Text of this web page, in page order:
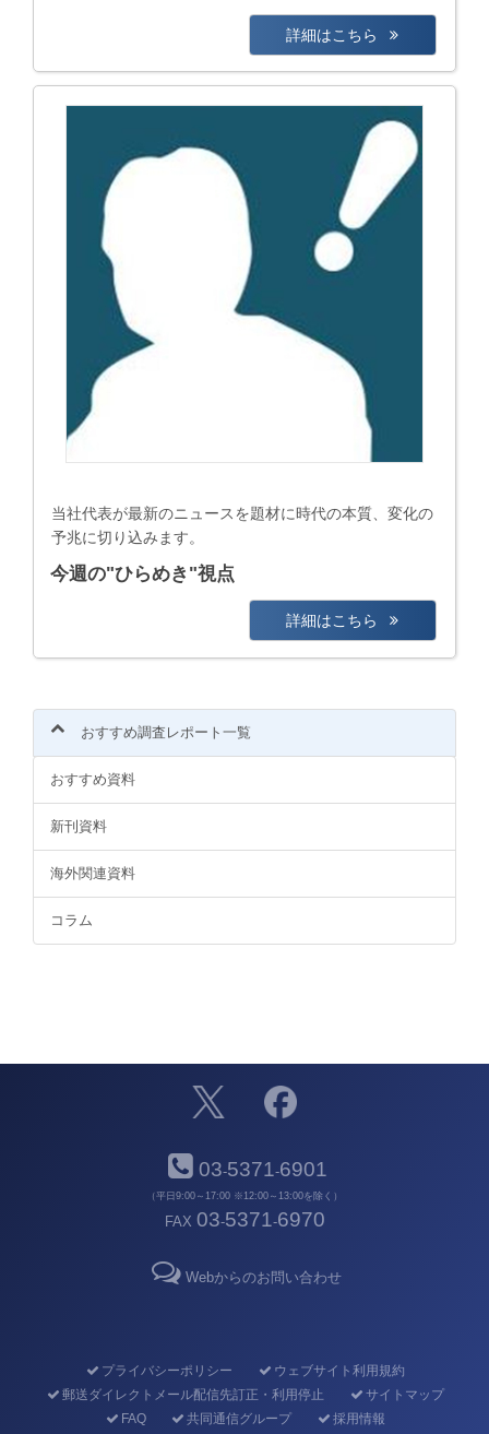
詳細はこちら
当社代表が最新のニュースを題材に時代の本質、変化の
予兆に切り込みます。
今週の"ひらめき"視点
詳細はこちら
おすすめ調査レポート一覧
おすすめ資料
新刊資料
海外関連資料
コラム
03-5371-6901
（平日9:00～17:00 ※12:00～13:00を除く）
FAX 03-5371-6970
Webからのお問い合わせ
プライバシーポリシー
ウェブサイト利用規約
郵送ダイレクトメール配信先訂正・利用停止
サイトマップ
FAQ
共同通信グループ 採用情報